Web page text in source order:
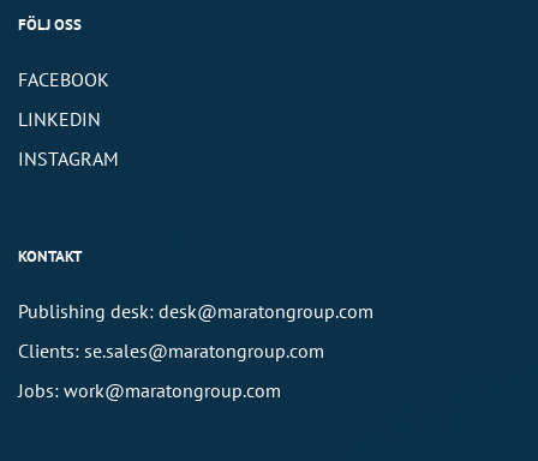
FÖLJ OSS
FACEBOOK
LINKEDIN
INSTAGRAM
KONTAKT
Publishing desk: desk@maratongroup.com
Clients: se.sales@maratongroup.com
Jobs: work@maratongroup.com